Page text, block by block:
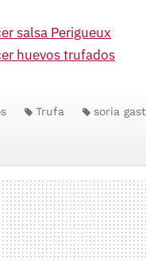
salsa Perigueux
huevos trufados
Trufa soria